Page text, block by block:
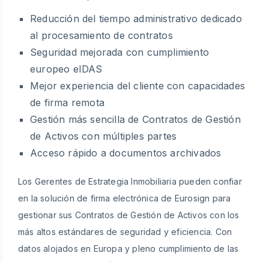
Reducción del tiempo administrativo dedicado
al procesamiento de contratos
Seguridad mejorada con cumplimiento
europeo eIDAS
Mejor experiencia del cliente con capacidades
de firma remota
Gestión más sencilla de Contratos de Gestión
de Activos con múltiples partes
Acceso rápido a documentos archivados
Los Gerentes de Estrategia Inmobiliaria pueden confiar
en la solución de firma electrónica de Eurosign para
gestionar sus Contratos de Gestión de Activos con los
más altos estándares de seguridad y eficiencia. Con
datos alojados en Europa y pleno cumplimiento de las